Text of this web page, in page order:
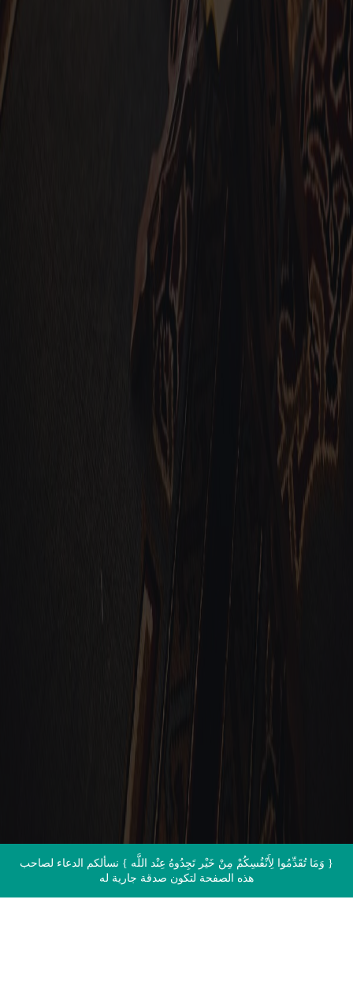
{ وَمَا تُقَدِّمُوا لِأَنْفُسِكُمْ مِنْ خَيْر تَجِدُوهُ عِنْد اللَّه } نسألكم الدعاء لصاحب
هذه الصفحة لتكون صدقة جارية له
الاتصال بنا